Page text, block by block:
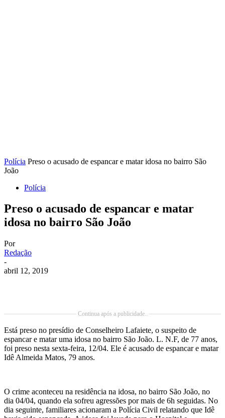
Polícia Preso o acusado de espancar e matar idosa no bairro São
João
Polícia
Preso o acusado de espancar e matar
idosa no bairro São João
Por
Redação
-
abril 12, 2019
Continua após a publicidade..
Está preso no presídio de Conselheiro Lafaiete, o suspeito de
espancar e matar uma idosa no bairro São João. L. N.F, de 77 anos,
foi preso nesta sexta-feira, 12/04. Ele é acusado de espancar e matar
Idê Almeida Matos, 79 anos.
O crime aconteceu na residência na idosa, no bairro São João, no
dia 04/04, quando ela sofreu agressões por mais de 6h seguidas. No
dia seguinte, familiares acionaram a Polícia Civil relatando que Idê